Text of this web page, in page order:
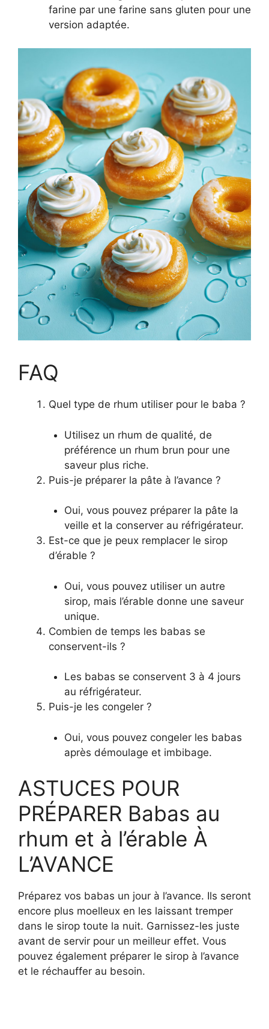
farine par une farine sans gluten pour une
version adaptée.
FAQ
Quel type de rhum utiliser pour le baba ?
Utilisez un rhum de qualité, de
préférence un rhum brun pour une
saveur plus riche.
Puis-je préparer la pâte à l’avance ?
Oui, vous pouvez préparer la pâte la
veille et la conserver au réfrigérateur.
Est-ce que je peux remplacer le sirop
d’érable ?
Oui, vous pouvez utiliser un autre
sirop, mais l’érable donne une saveur
unique.
Combien de temps les babas se
conservent-ils ?
Les babas se conservent 3 à 4 jours
au réfrigérateur.
Puis-je les congeler ?
Oui, vous pouvez congeler les babas
après démoulage et imbibage.
ASTUCES POUR
PRÉPARER Babas au
rhum et à l’érable À
L’AVANCE
Préparez vos babas un jour à l’avance. Ils seront
encore plus moelleux en les laissant tremper
dans le sirop toute la nuit. Garnissez-les juste
avant de servir pour un meilleur effet. Vous
pouvez également préparer le sirop à l’avance
et le réchauffer au besoin.